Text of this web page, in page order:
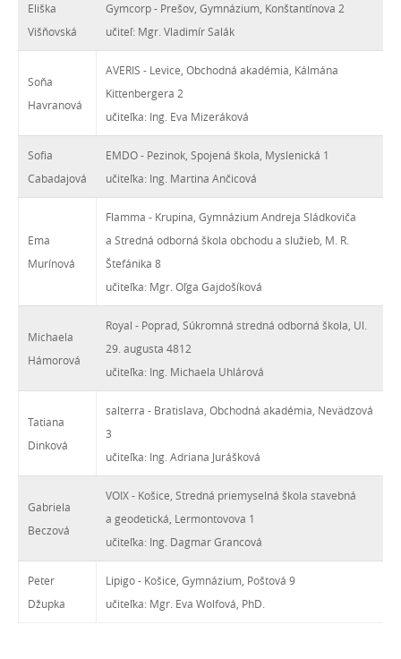
Eliška
Višňovská
Gymcorp - Prešov, Gymnázium, Konštantínova 2
učiteľ: Mgr. Vladimír Salák
Soňa
Havranová
AVERIS - Levice, Obchodná akadémia, Kálmána
Kittenbergera 2
učiteľka: Ing. Eva Mizeráková
Sofia
Cabadajová
EMDO - Pezinok, Spojená škola, Myslenická 1
učiteľka: Ing. Martina Ančicová
Ema
Murínová
Flamma - Krupina, Gymnázium Andreja Sládkoviča
a Stredná odborná škola obchodu a služieb, M. R.
Štefánika 8
učiteľka: Mgr. Oľga Gajdošíková
Michaela
Hámorová
Royal - Poprad, Súkromná stredná odborná škola, Ul.
29. augusta 4812
učiteľka: Ing. Michaela Uhlárová
Tatiana
Dinková
salterra - Bratislava, Obchodná akadémia, Nevädzová
3
učiteľka: Ing. Adriana Jurášková
Gabriela
Beczová
VOIX - Košice, Stredná priemyselná škola stavebná
a geodetická, Lermontovova 1
učiteľka: Ing. Dagmar Grancová
Peter
Džupka
Lipigo - Košice, Gymnázium, Poštová 9
učiteľka: Mgr. Eva Wolfová, PhD.